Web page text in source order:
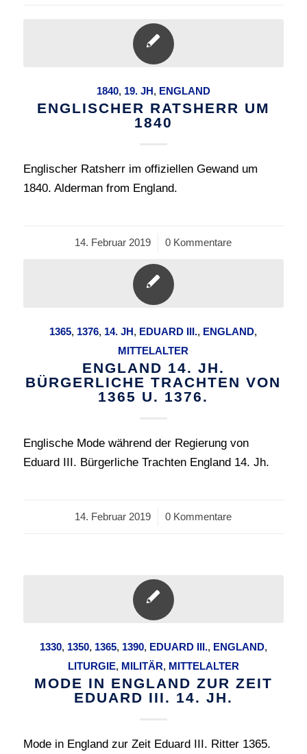
1840, 19. JH, ENGLAND
ENGLISCHER RATSHERR UM
1840
Englischer Ratsherr im offiziellen Gewand um
1840. Alderman from England.
14. Februar 2019
/ 0 Kommentare
1365, 1376, 14. JH, EDUARD III., ENGLAND,
MITTELALTER
ENGLAND 14. JH.
BÜRGERLICHE TRACHTEN VON
1365 U. 1376.
Englische Mode während der Regierung von
Eduard III. Bürgerliche Trachten England 14. Jh.
14. Februar 2019
/ 0 Kommentare
1330, 1350, 1365, 1390, EDUARD III., ENGLAND,
LITURGIE, MILITÄR, MITTELALTER
MODE IN ENGLAND ZUR ZEIT
EDUARD III. 14. JH.
Mode in England zur Zeit Eduard III. Ritter 1365.